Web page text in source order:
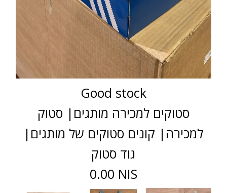
Good stock
סטוקים למכירה מותגים| סטוק
למכירה| קונים סטוקים של מותגים|
גוד סטוק
0.00 NIS